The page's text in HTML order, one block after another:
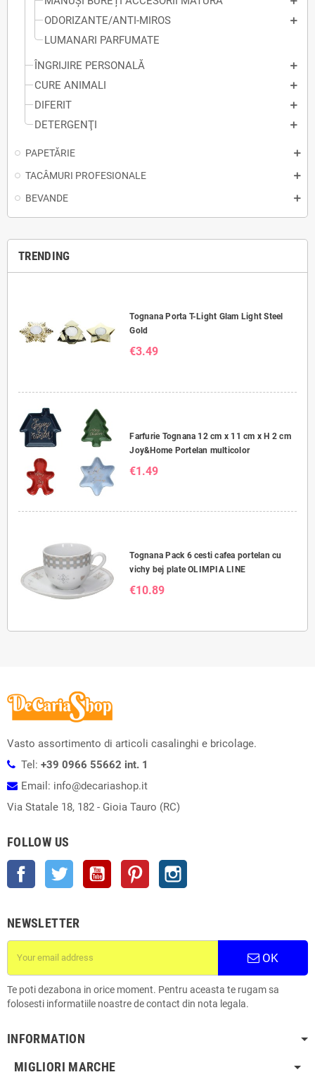
ODORIZANTE/ANTI-MIROS
LUMANARI PARFUMATE
ÎNGRIJIRE PERSONALĂ
CURE ANIMALI
DIFERIT
DETERGENŢI
PAPETĂRIE
TACÂMURI PROFESIONALE
BEVANDE
TRENDING
Tognana Porta T-Light Glam Light Steel
Gold
€3.49
Farfurie Tognana 12 cm x 11 cm x H 2 cm
Joy&Home Portelan multicolor
€1.49
Tognana Pack 6 cesti cafea portelan cu
vichy bej plate OLIMPIA LINE
€10.89
Vasto assortimento di articoli casalinghi e bricolage.
Tel: +39 0966 55662 int. 1
Email: info@decariashop.it
Via Statale 18, 182 - Gioia Tauro (RC)
FOLLOW US
Facebook Twitter YouTube Pinterest
NEWSLETTER
OK
Te poti dezabona in orice moment. Pentru aceasta te rugam sa
folosesti informatiile noastre de contact din nota legala.
INFORMATION
MIGLIORI MARCHE